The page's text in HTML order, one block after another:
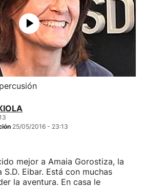
25/05/2016 - 23:13
mejor a Amaia Gorostiza, la
S.D. Eibar. Está con muchas
la aventura. En casa le